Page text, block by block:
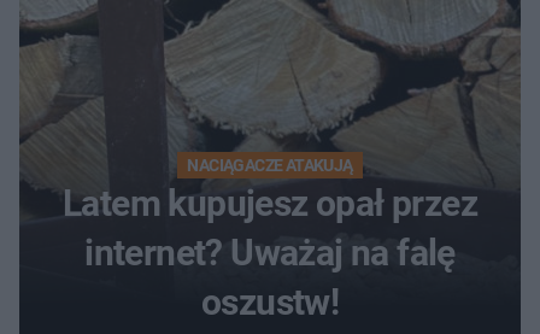
NACIĄGACZE ATAKUJĄ
Latem kupujesz opał przez
internet? Uważaj na falę
oszustw!